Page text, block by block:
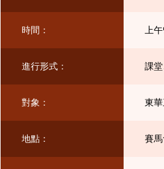
時間： 上
進行形式： 課
對象： 東
地點： 賽